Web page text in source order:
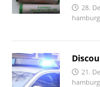
28.
21.